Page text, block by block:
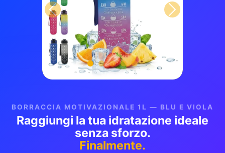
Precedente Successivo
BORRACCIA MOTIVAZIONALE 1L — BLU E VIOLA
Raggiungi la tua idratazione ideale
senza sforzo.
Finalmente.